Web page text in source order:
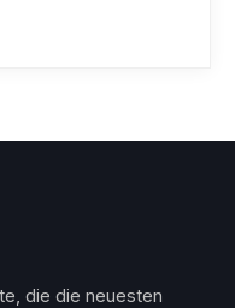
die die neuesten